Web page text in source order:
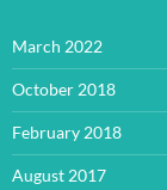
March 2022
October 2018
February 2018
August 2017